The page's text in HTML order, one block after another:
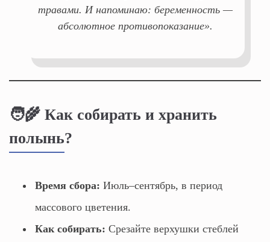
травами. И напоминаю: беременность —
абсолютное противопоказание».
🧑‍🌾 Как собирать и хранить
полынь?
Время сбора: Июль–сентябрь, в период
массового цветения.
Как собирать: Срезайте верхушки стеблей